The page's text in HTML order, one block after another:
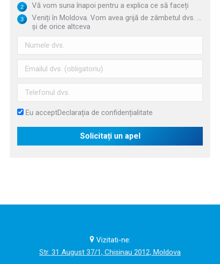
Vă vom suna înapoi pentru a explica ce să faceți
Veniți în Moldova. Vom avea grijă de zâmbetul dvs. ...
și de orice altceva
Eu acceptDeclarația de confidențialitate
Vizitati-ne:
Str. 31 August 37/1, Chisinau 2012, Moldova